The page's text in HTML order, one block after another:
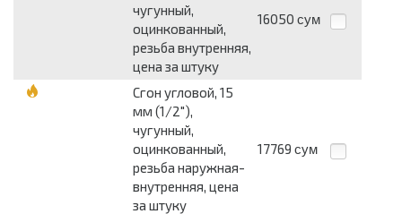
чугунный,
оцинкованный,
резьба внутренняя,
цена за штуку
16050 сум
Сгон угловой, 15
мм (1/2"),
чугунный,
оцинкованный,
резьба наружная-
внутренняя, цена
за штуку
17769 сум